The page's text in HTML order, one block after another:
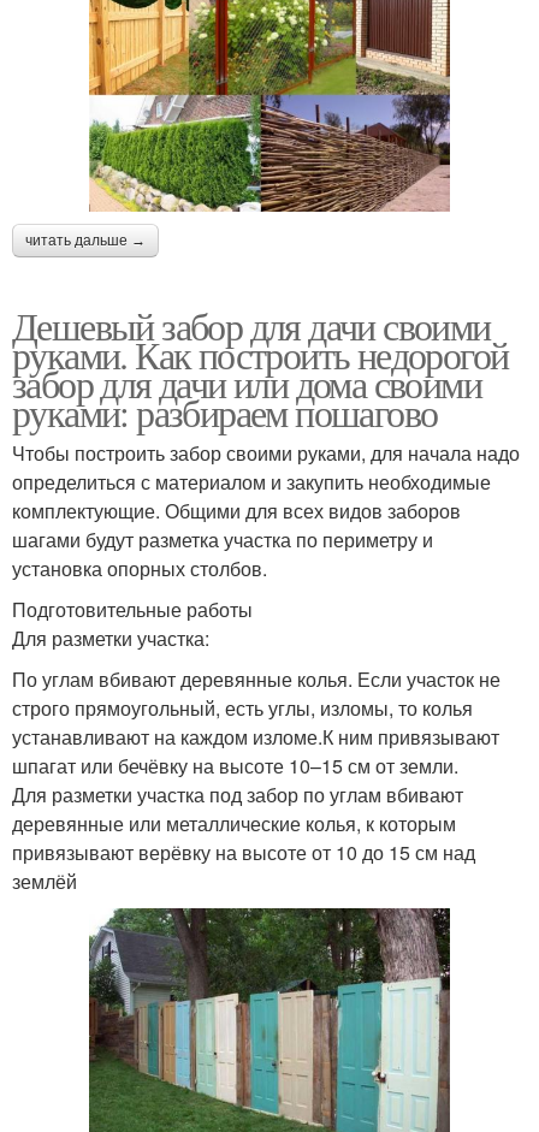
читать дальше →
Дешевый забор для дачи своими
руками. Как построить недорогой
забор для дачи или дома своими
руками: разбираем пошагово
Чтобы построить забор своими руками, для начала надо
определиться с материалом и закупить необходимые
комплектующие. Общими для всех видов заборов
шагами будут разметка участка по периметру и
установка опорных столбов.
Подготовительные работы
Для разметки участка:
По углам вбивают деревянные колья. Если участок не
строго прямоугольный, есть углы, изломы, то колья
устанавливают на каждом изломе.К ним привязывают
шпагат или бечёвку на высоте 10–15 см от земли.
Для разметки участка под забор по углам вбивают
деревянные или металлические колья, к которым
привязывают верёвку на высоте от 10 до 15 см над
землёй